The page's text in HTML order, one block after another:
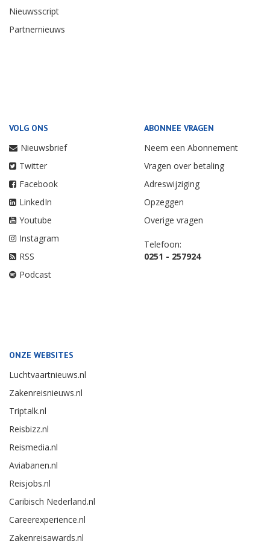
Nieuwsscript
Partnernieuws
VOLG ONS
Nieuwsbrief
Twitter
Facebook
LinkedIn
Youtube
Instagram
RSS
Podcast
ABONNEE VRAGEN
Neem een Abonnement
Vragen over betaling
Adreswijziging
Opzeggen
Overige vragen
Telefoon:
0251 - 257924
ONZE WEBSITES
Luchtvaartnieuws.nl
Zakenreisnieuws.nl
Triptalk.nl
Reisbizz.nl
Reismedia.nl
Aviabanen.nl
Reisjobs.nl
Caribisch Nederland.nl
Careerexperience.nl
Zakenreisawards.nl